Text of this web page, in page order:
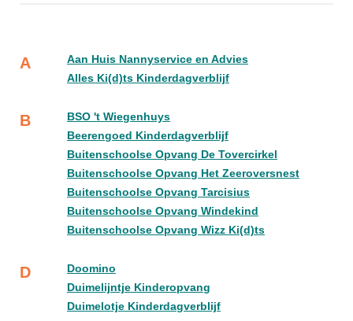
A
Aan Huis Nannyservice en Advies
Alles Ki(d)ts Kinderdagverblijf
B
BSO 't Wiegenhuys
Beerengoed Kinderdagverblijf
Buitenschoolse Opvang De Tovercirkel
Buitenschoolse Opvang Het Zeeroversnest
Buitenschoolse Opvang Tarcisius
Buitenschoolse Opvang Windekind
Buitenschoolse Opvang Wizz Ki(d)ts
D
Doomino
Duimelijntje Kinderopvang
Duimelotje Kinderdagverblijf